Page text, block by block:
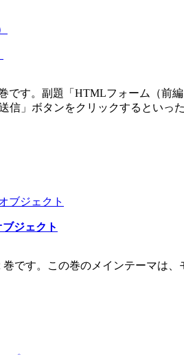
です。副題「HTMLフォーム（
」ボタンをクリックするといっ
ジェクト
です。この巻のメインテーマは